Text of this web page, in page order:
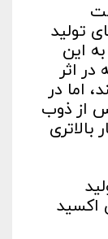
تولید
این
اثر
اما در
از ذوب
اکسید